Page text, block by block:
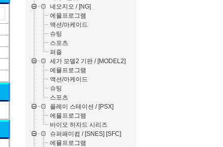
네오지오 / [NG]
에뮬프로그램
액션/아케이드
슈팅
스포츠
퍼즐
세가 모델2 기판 / [MODEL2]
에뮬프로그램
액션/아케이드
슈팅
스포츠
플레이 스테이션 / [PSX]
에뮬프로그램
바이오 하자드 시리즈
슈퍼패미컴 / [SNES] [SFC]
에뮬프로그램